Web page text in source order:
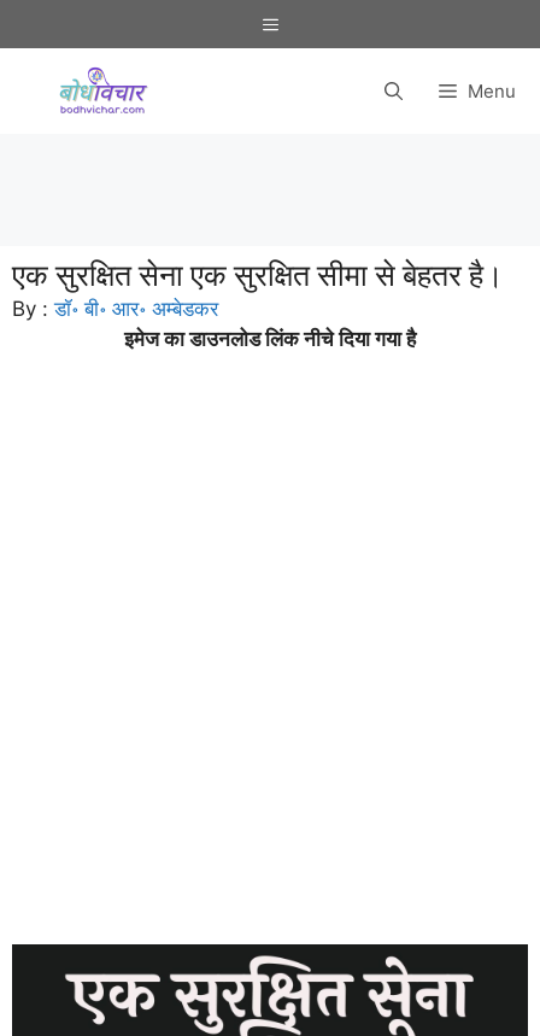
to
Menu
Menu
एक सुरक्षित सेना एक सुरक्षित सीमा से बेहतर है।
By :डॉ॰ बी॰ आर॰ अम्बेडकर
इमेज का डाउनलोड लिंक नीचे दिया गया है